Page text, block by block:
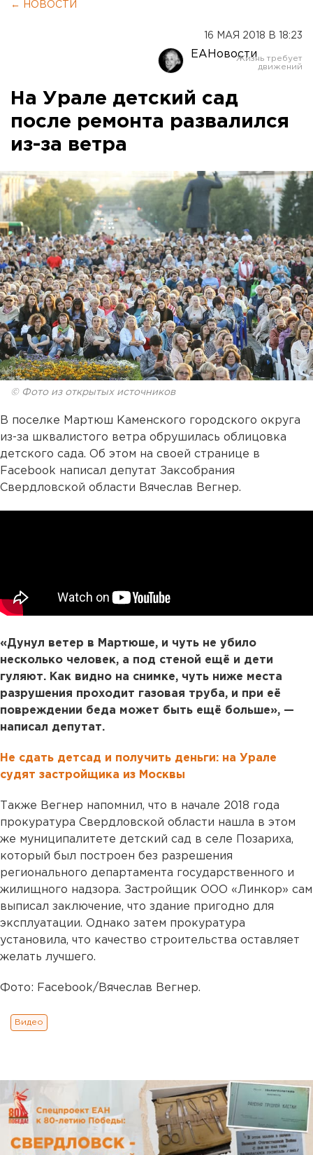
← НОВОСТИ
16 МАЯ 2018 В 18:23
ЕАНовости
На Урале детский сад
после ремонта развалился
из-за ветра
© Фото из открытых источников
В поселке Мартюш Каменского городского округа
из-за шквалистого ветра обрушилась облицовка
детского сада. Об этом на своей странице в
Facebook написал депутат Заксобрания
Свердловской области Вячеслав Вегнер.
«Дунул ветер в Мартюше, и чуть не убило
несколько человек, а под стеной ещё и дети
гуляют. Как видно на снимке, чуть ниже места
разрушения проходит газовая труба, и при её
повреждении беда может быть ещё больше», —
написал депутат.
Не сдать детсад и получить деньги: на Урале
судят застройщика из Москвы
Также Вегнер напомнил, что в начале 2018 года
прокуратура Свердловской области нашла в этом
же муниципалитете детский сад в селе Позариха,
который был построен без разрешения
регионального департамента государственного и
жилищного надзора. Застройщик ООО «Линкор» сам
выписал заключение, что здание пригодно для
эксплуатации. Однако затем прокуратура
установила, что качество строительства оставляет
желать лучшего.
Фото: Facebook/Вячеслав Вегнер.
Видео